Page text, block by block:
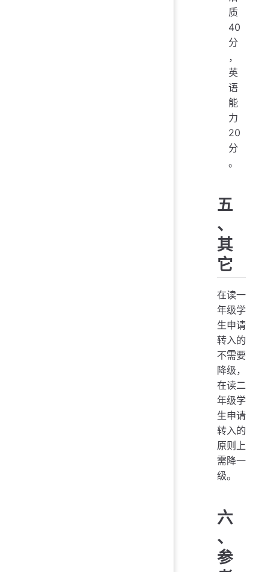
质
40
分
，
英
语
能
力
20
分
。
五
、
其
它
在读一
年级学
生申请
转入的
不需要
降级，
在读二
年级学
生申请
转入的
原则上
需降一
级。
六
、
参